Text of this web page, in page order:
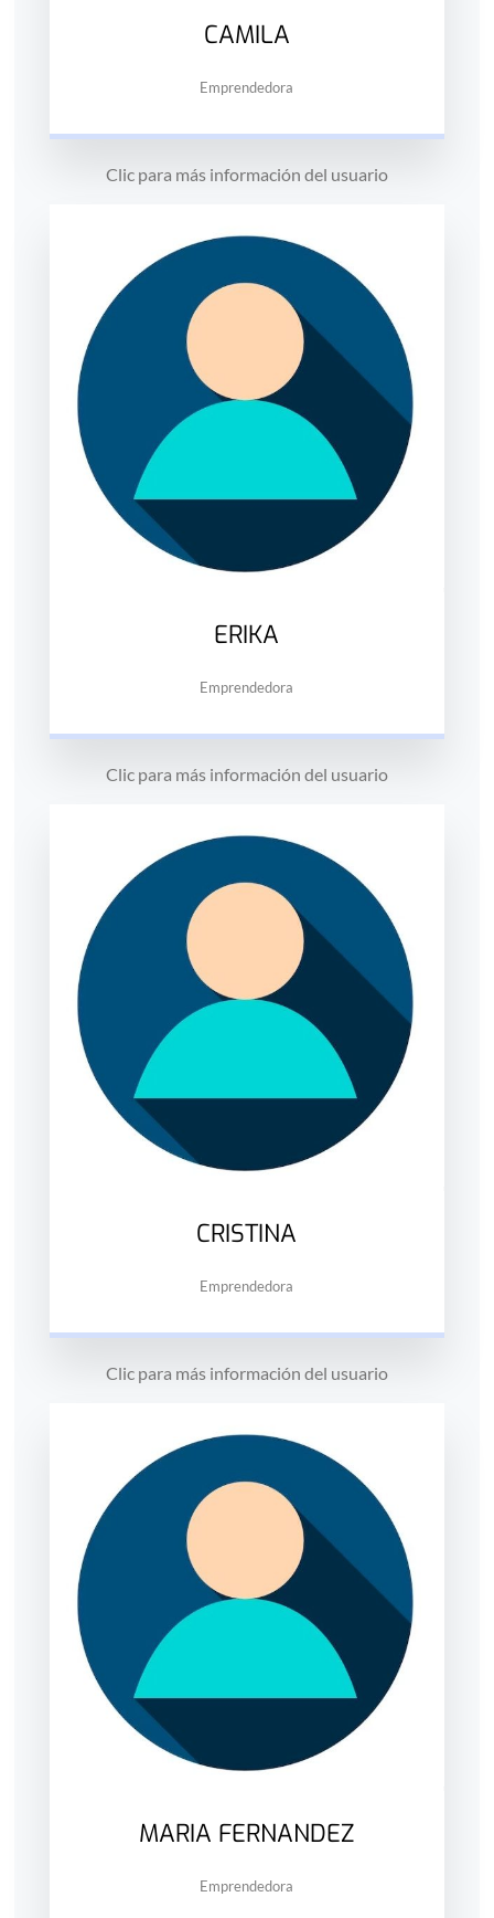
CAMILA
Emprendedora
Clic para más información del usuario
ERIKA
Emprendedora
Clic para más información del usuario
CRISTINA
Emprendedora
Clic para más información del usuario
MARIA FERNANDEZ
Emprendedora